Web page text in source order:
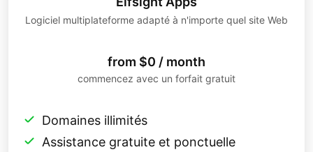
Logiciel multiplateforme adapté à n'importe quel site Web
from $0 / month
commencez avec un forfait gratuit
Domaines illimités
Assistance gratuite et ponctuelle